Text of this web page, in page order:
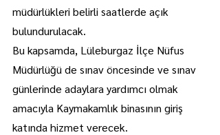
müdürlükleri belirli saatlerde açık
bulundurulacak.
Bu kapsamda, Lüleburgaz İlçe Nüfus
Müdürlüğü de sınav öncesinde ve sınav
günlerinde adaylara yardımcı olmak
amacıyla Kaymakamlık binasının giriş
katında hizmet verecek.